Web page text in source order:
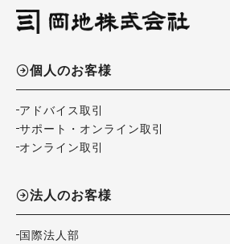
個人のお客様
アドバイス取引
サポート・オンライン取引
オンライン取引
法人のお客様
国際法人部